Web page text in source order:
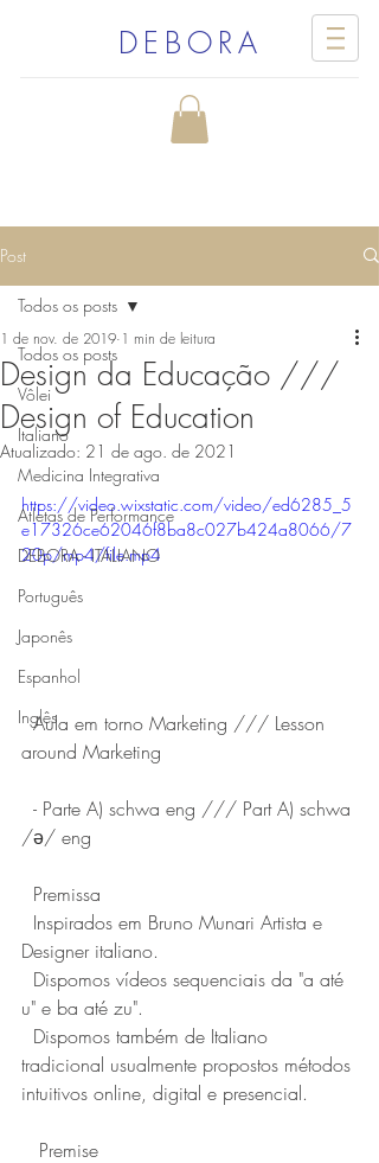
DEBORA
Post
Todos os posts
Vôlei
Italiano
Medicina Integrativa
Atletas de Performance
DEBORA - ITALIANO
Português
Japonês
Espanhol
Inglês
Todos os posts
Design da Educação ///
Design of Education
1 de nov. de 2019 1 min de leitura
Atualizado: 21 de ago. de 2021
https://video.wixstatic.com/video/ed6285_5
e17326ce62046f8ba8c027b424a8066/7
20p/mp4/file.mp4
  Aula em torno Marketing /// Lesson
around Marketing
/ə/ eng
  Premissa
Designer italiano.
u" e ba até zu".
tradicional usualmente propostos métodos
intuitivos online, digital e presencial.
   Premise